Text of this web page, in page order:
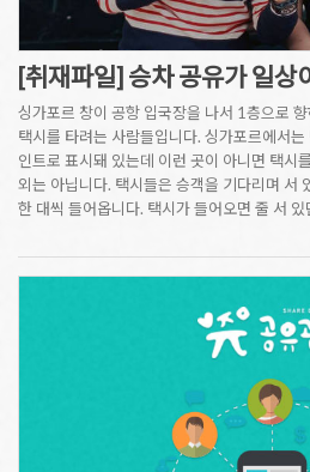
[취재파일] 승차 공유가 일상
싱가포르 창이 공항 입국장을 나서 1층으로
택시를 타려는 사람들입니다. 싱가포르에서
인트로 표시돼 있는데 이런 곳이 아니면 택시
외는 아닙니다. 택시들은 승객을 기다리며 서
한 대씩 들어옵니다. 택시가 들어오면 줄 서